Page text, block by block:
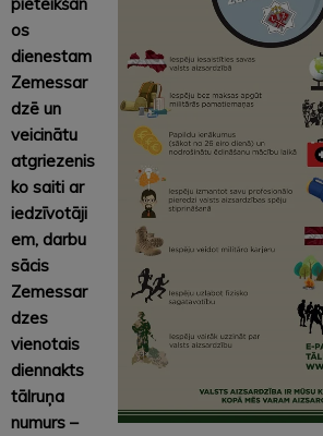
os
dienestam
Zemessar
dzē un
veicinātu
atgriezenis
ko saiti ar
iedzīvotāji
em, darbu
sācis
Zemessar
dzes
vienotais
diennakts
tālruņa
numurs –